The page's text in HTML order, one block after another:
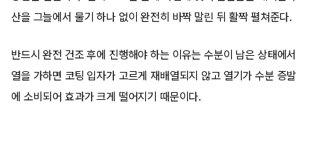
산을 그늘에서 물기 하나 없이 완전히 바짝 말린 뒤 활짝 펼쳐준다.
반드시 완전 건조 후에 진행해야 하는 이유는 수분이 남은 상태에서
열을 가하면 코팅 입자가 고르게 재배열되지 않고 열기가 수분 증발
에 소비되어 효과가 크게 떨어지기 때문이다.